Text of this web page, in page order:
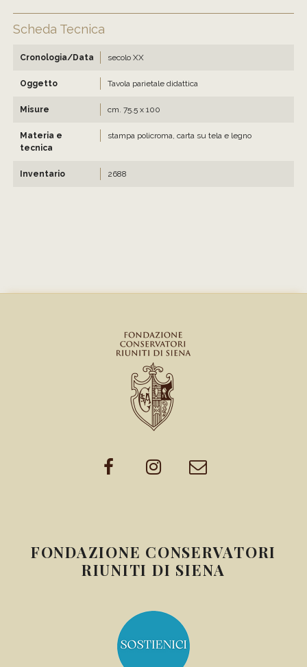
Scheda Tecnica
Cronologia/Data secolo XX
Oggetto Tavola parietale didattica
Misure cm. 75.5 x 100
Materia e
tecnica
stampa policroma, carta su tela e legno
Inventario 2688
FONDAZIONE CONSERVATORI
RIUNITI DI SIENA